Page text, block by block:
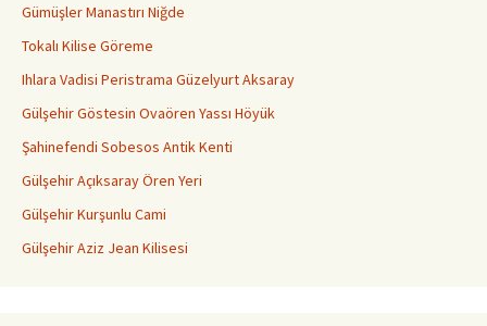
Gümüşler Manastırı Niğde
Tokalı Kilise Göreme
Ihlara Vadisi Peristrama Güzelyurt Aksaray
Gülşehir Göstesin Ovaören Yassı Höyük
Şahinefendi Sobesos Antik Kenti
Gülşehir Açıksaray Ören Yeri
Gülşehir Kurşunlu Cami
Gülşehir Aziz Jean Kilisesi